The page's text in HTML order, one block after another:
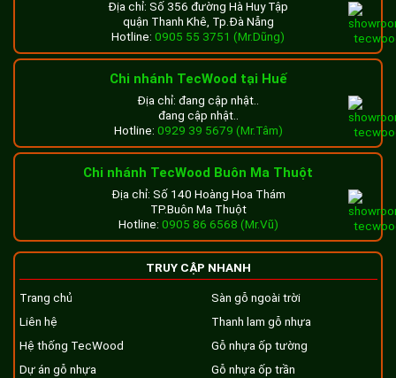
Địa chỉ: Số 356 đường Hà Huy Tập
quận Thanh Khê, Tp.Đà Nẵng
Hotline: 0905 55 3751 (Mr.Dũng)
Chi nhánh TecWood tại Huế
Địa chỉ: đang cập nhật..
đang cập nhật..
Hotline: 0929 39 5679 (Mr.Tâm)
Chi nhánh TecWood Buôn Ma Thuột
Địa chỉ: Số 140 Hoàng Hoa Thám
TP.Buôn Ma Thuột
Hotline: 0905 86 6568 (Mr.Vũ)
TRUY CẬP NHANH
Trang chủ
Liên hệ
Hệ thống TecWood
Dự án gỗ nhựa
Sàn gỗ ngoài trời
Thanh lam gỗ nhựa
Gỗ nhựa ốp tường
Gỗ nhựa ốp trần